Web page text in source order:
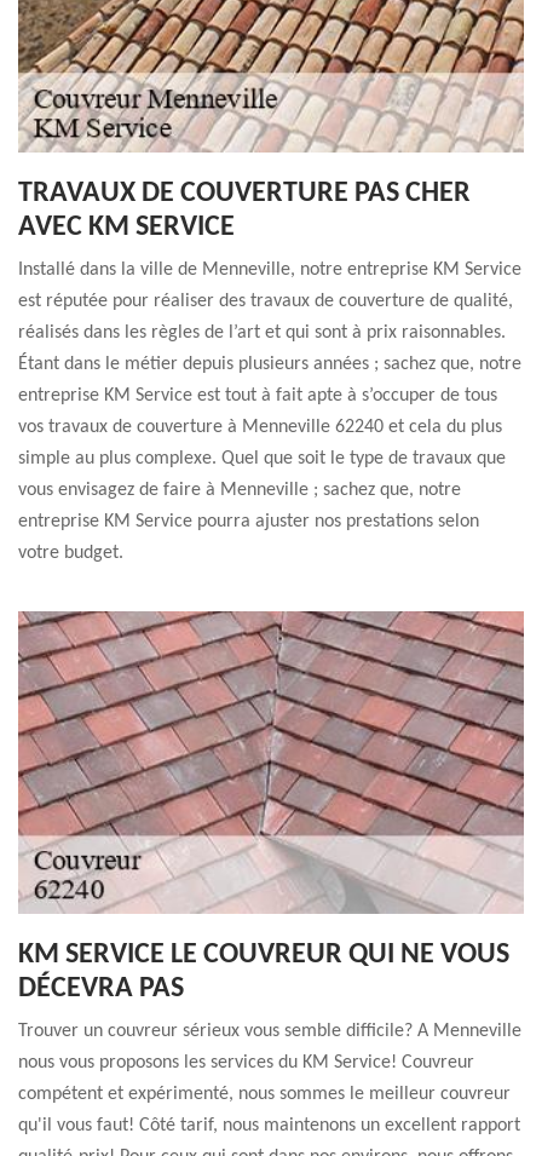
TRAVAUX DE COUVERTURE PAS CHER
AVEC KM SERVICE
Installé dans la ville de Menneville, notre entreprise KM Service
est réputée pour réaliser des travaux de couverture de qualité,
réalisés dans les règles de l’art et qui sont à prix raisonnables.
Étant dans le métier depuis plusieurs années ; sachez que, notre
entreprise KM Service est tout à fait apte à s’occuper de tous
vos travaux de couverture à Menneville 62240 et cela du plus
simple au plus complexe. Quel que soit le type de travaux que
vous envisagez de faire à Menneville ; sachez que, notre
entreprise KM Service pourra ajuster nos prestations selon
votre budget.
KM SERVICE LE COUVREUR QUI NE VOUS
DÉCEVRA PAS
Trouver un couvreur sérieux vous semble difficile? A Menneville
nous vous proposons les services du KM Service! Couvreur
compétent et expérimenté, nous sommes le meilleur couvreur
qu'il vous faut! Côté tarif, nous maintenons un excellent rapport